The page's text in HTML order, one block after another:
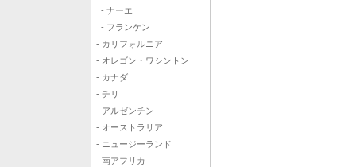
- ナーエ
- フランケン
- カリフォルニア
- オレゴン・ワシントン
- カナダ
- チリ
- アルゼンチン
- オーストラリア
- ニュージーランド
- 南アフリカ